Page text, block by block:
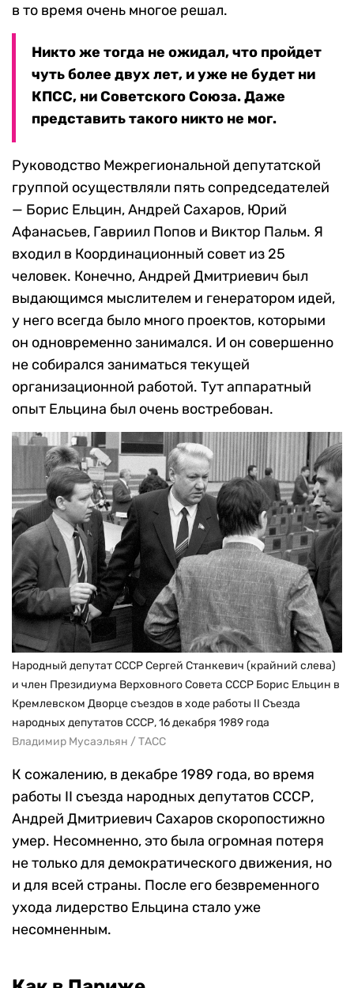
в то время очень многое решал.
Никто же тогда не ожидал, что пройдет
чуть более двух лет, и уже не будет ни
КПСС, ни Советского Союза. Даже
представить такого никто не мог.
Руководство Межрегиональной депутатской
группой осуществляли пять сопредседателей
— Борис Ельцин, Андрей Сахаров, Юрий
Афанасьев, Гавриил Попов и Виктор Пальм. Я
входил в Координационный совет из 25
человек. Конечно, Андрей Дмитриевич был
выдающимся мыслителем и генератором идей,
у него всегда было много проектов, которыми
он одновременно занимался. И он совершенно
не собирался заниматься текущей
организационной работой. Тут аппаратный
опыт Ельцина был очень востребован.
Народный депутат СССР Сергей Станкевич (крайний слева)
и член Президиума Верховного Совета СССР Борис Ельцин в
Кремлевском Дворце съездов в ходе работы II Съезда
народных депутатов СССР, 16 декабря 1989 года
Владимир Мусаэльян / ТАСС
К сожалению, в декабре 1989 года, во время
работы II съезда народных депутатов СССР,
Андрей Дмитриевич Сахаров скоропостижно
умер. Несомненно, это была огромная потеря
не только для демократического движения, но
и для всей страны. После его безвременного
ухода лидерство Ельцина стало уже
несомненным.